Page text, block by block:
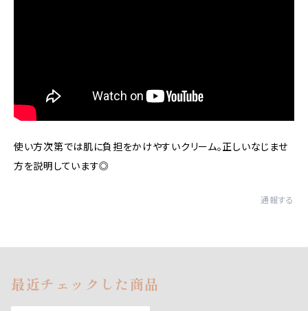
使い方次第では肌に負担をかけやすいクリーム。正しいなじませ
方を説明しています◎
通報する
最近チェックした商品